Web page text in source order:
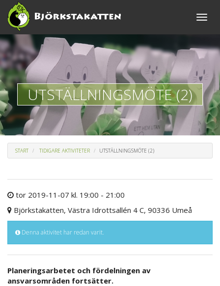
Toggle
UTSTÄLLNINGSMÖTE (2)
START TIDIGARE AKTIVITETER UTSTÄLLNINGSMÖTE (2)
tor 2019-11-07 kl. 19:00 - 21:00
Björkstakatten, Västra Idrottsallén 4 C, 90336 Umeå
Denna aktivitet har redan varit.
Planeringsarbetet och fördelningen av
ansvarsområden fortsätter.